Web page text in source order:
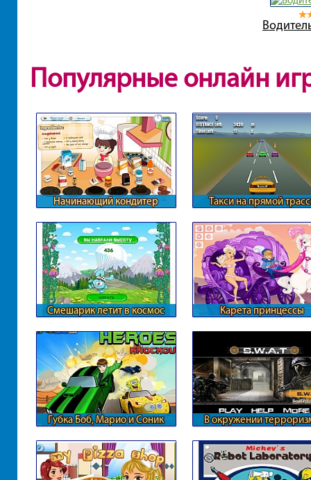
Популярные онлайн
Начинающий кондитер Такси на прямой
Смешарик летит в космос Карета принцессы
Губка Боб, Марио и Соник В окружении